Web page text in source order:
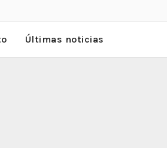
Últimas noticias